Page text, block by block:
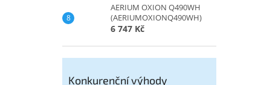
AERIUM OXION Q490WH
(AERIUMOXIONQ490WH)
6 747 Kč
Konkurenční výhody